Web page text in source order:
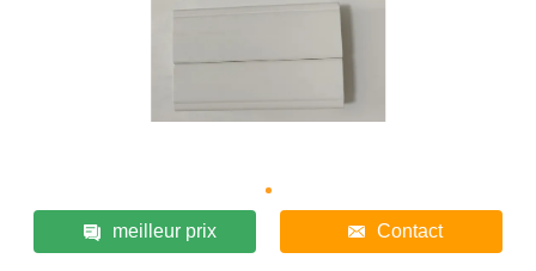
meilleur prix Contact